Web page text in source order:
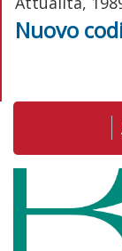
Nuovo